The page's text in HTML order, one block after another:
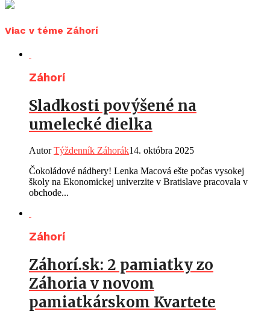
Viac v téme Záhorí
Záhorí
Sladkosti povýšené na
umelecké dielka
AutorTýždenník Záhorák14. októbra 2025
Čokoládové nádhery! Lenka Macová ešte počas vysokej
školy na Ekonomickej univerzite v Bratislave pracovala v
obchode...
Záhorí
Záhorí.sk: 2 pamiatky zo
Záhoria v novom
pamiatkárskom Kvartete